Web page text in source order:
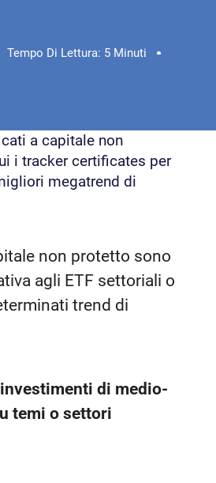
Tempo Di Lettura: 5 Minuti
a capitale non
i tracker certificates per
megatrend di
non protetto sono
agli ETF settoriali o
trend di
di medio-
temi o settori